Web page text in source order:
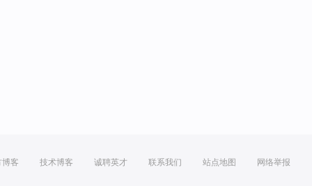
博客 技术博客 诚聘英才 联系我们 站点地图 网络举报